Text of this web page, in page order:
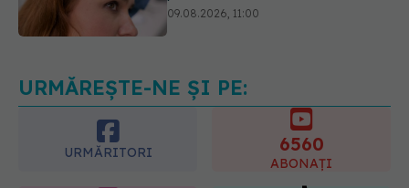
Ce este testul TORCH și cine trebuie
URMĂREȘTE-NE ȘI PE:
URMĂRITORI 6560
ABONAȚI